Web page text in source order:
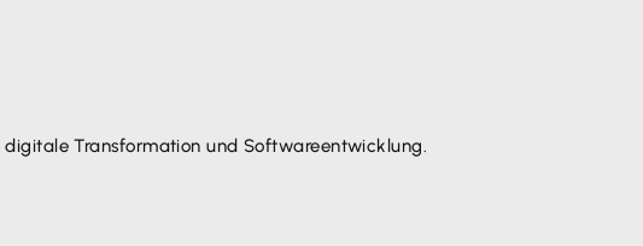
Transformation und Softwareentwicklung.